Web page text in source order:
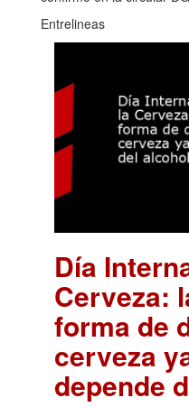
Entrelineas
Día
Cerveza:
forma de
cerveza
depende